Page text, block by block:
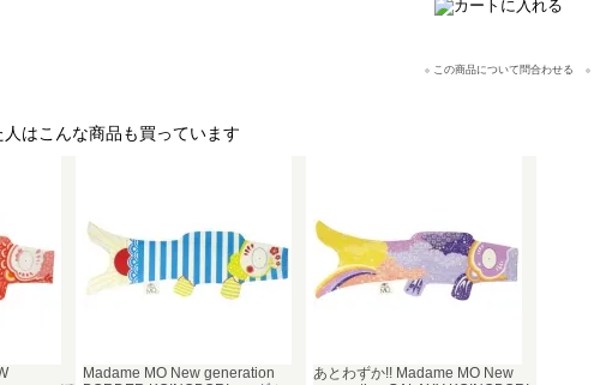
この商品について問合わせる
はこんな商品も買っています
Madame MO New generation
あとわずか!! Madame MO New